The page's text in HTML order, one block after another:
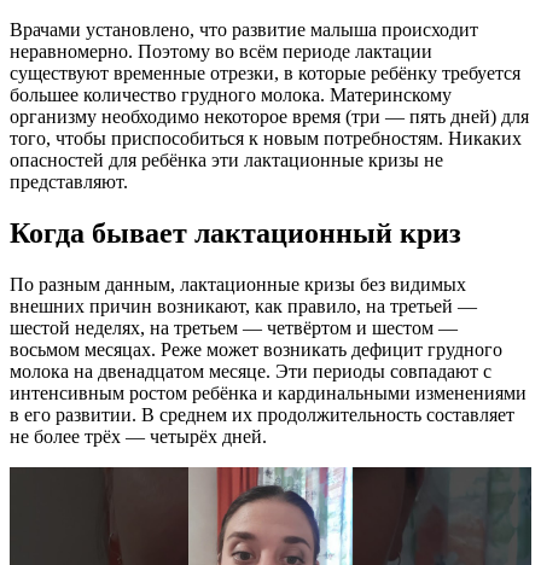
Врачами установлено, что развитие малыша происходит
неравномерно. Поэтому во всём периоде лактации
существуют временные отрезки, в которые ребёнку требуется
большее количество грудного молока. Материнскому
организму необходимо некоторое время (три — пять дней) для
того, чтобы приспособиться к новым потребностям. Никаких
опасностей для ребёнка эти лактационные кризы не
представляют.
Когда бывает лактационный криз
По разным данным, лактационные кризы без видимых
внешних причин возникают, как правило, на третьей —
шестой неделях, на третьем — четвёртом и шестом —
восьмом месяцах. Реже может возникать дефицит грудного
молока на двенадцатом месяце. Эти периоды совпадают с
интенсивным ростом ребёнка и кардинальными изменениями
в его развитии. В среднем их продолжительность составляет
не более трёх — четырёх дней.